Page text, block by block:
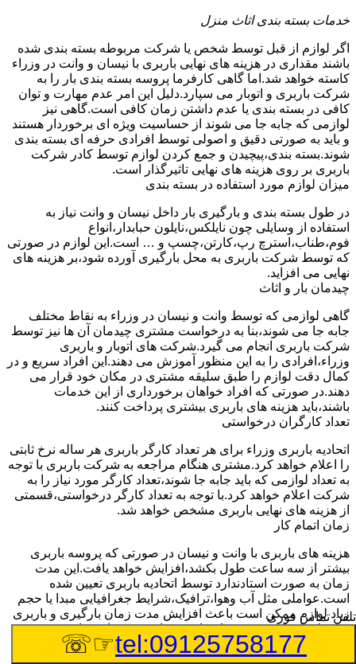
خدمات بسته بندی اثاث منزل
اگر لوازم از قبل توسط شخص یا شرکت مربوطه بسته بندی شده
باشند مقداری در هزینه های نهایی باربری با نیسان و وانت در وزراء
کاسته خواهد شد.اما گاهی کارفرما پروسه بسته بندی بار را به
شرکت باربری و اتوبار می سپارد.دلیل این امر عدم مهارت و توان
کافی در بسته بندی یا عدم داشتن زمان کافی است.گاهی نیز
لوازمی که جابه جا می شوند از حساسیت ویژه ای برخوردار هستند
و باید به صورتی دقیق و اصولی توسط افرادی حرفه ای بسته بندی
شوند.بسته بندی،پیچیدن و جمع کردن لوازم توسط کادر شرکت
باربری بر روی هزینه های نهایی تاثیرگذار است.
میزان لوازم مورد استفاده در بسته بندی
در طول بسته بندی و بارگیری بار داخل نیسان و وانت نیاز به
استفاده از وسایلی چون نایلکس،نایلون حبابدار،انواع
فوم،طناب،استرچ رپ،کارتن،چسپ و … است.این لوازم در صورتی
که توسط شرکت باربری به محل بارگیری آورده شود،بر هزینه های
نهایی می افزاید.
چیدمان بار و اثاث
گاهی لوازمی که توسط وانت و نیسان در وزراء به نقاط مختلف
جابه جا می شوند،بنا به درخواست مشتری چیدمان آن ها نیز توسط
شرکت باربری انجام می گیرد.شرکت های اتوبار و باربری
وزراء،افرادی را به این منظور آموزش می دهند.این افراد سریع و در
کمال دقت لوازم را طبق سلیقه مشتری در مکان خود قرار می
دهند.در صورتی که افراد خواهان برخورداری از این خدمات
باشند،باید هزینه های باربری بیشتری پرداخت کنند.
تعداد کارگران درخواستی
اتحادیه باربری وزراء برای هر تعداد کارگر باربری هر ساله نرخ ثابتی
را اعلام خواهد کرد.مشتری هنگام مراجعه به شرکت باربری با توجه
به تعداد لوازمی که باید جابه جا شوند،تعداد کارگر مورد نیاز را به
شرکت اعلام خواهد کرد.با توجه به تعداد کارگر درخواستی،قسمتی
از هزینه های نهایی باربری مشخص خواهد شد.
زمان اتمام کار
هزینه های باربری با وانت و نیسان در صورتی که پروسه باربری
بیشتر از سه ساعت طول بکشد،افزایش خواهد یافت.این مدت
زمان به صورت استادندارد توسط اتحادیه باربری تعیین شده
است.عواملی مثل آب وهوا،ترافیک،شرایط جغرافیایی مبدا یا حجم
زیاد لوازم ممکن است باعث افزایش مدت زمان بارگیری و باربری
شوند که افزایش هزینه های باربری را در پی خواهند داشت.
تعداد طبقات ساختمان مبدا و مقصد
تلفن تماس فوری
tel:09125758177
☞☏